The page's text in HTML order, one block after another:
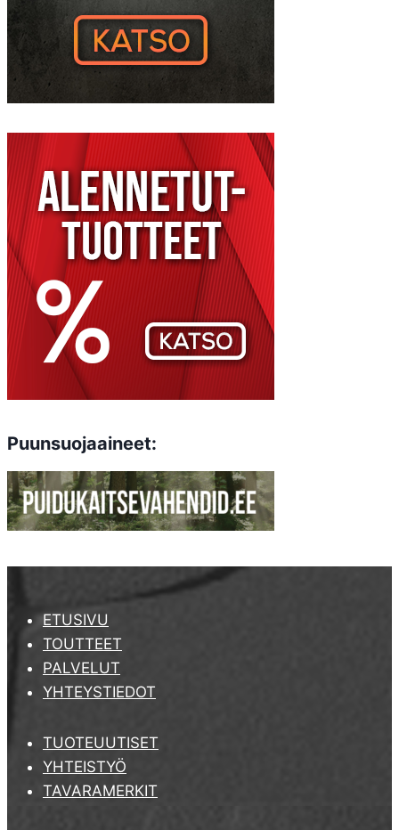
Puunsuojaaineet:
ETUSIVU
TOUTTEET
PALVELUT
YHTEYSTIEDOT
TUOTEUUTISET
YHTEISTYÖ
TAVARAMERKIT